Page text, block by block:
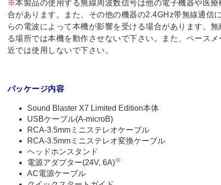
※本製品の使用する無線周波数信号は他の電子機器や医
合があります。また、その他の機器の2.4GHz帯無線通信
らの電波によって本機が影響を受ける場合があります。
る場所では本機を動作させないで下さい。また、ペース
近では使用しないで下さい。
パッケージ内容
Sound Blaster X7 Limited Edition本体
USBケーブル(A-microB)
RCA-3.5mmミニステレオケーブル
RCA-3.5mmミニステレオ変換ケーブル
ヘッドホンスタンド
電源アダプター(24V, 6A)※
AC電源ケーブル